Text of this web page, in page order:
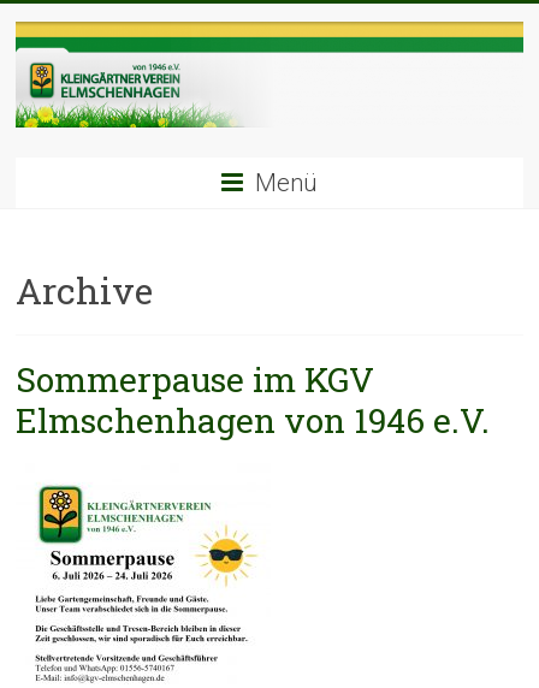
Inhalt
springen
Menü
Archive
Sommerpause im KGV
Elmschenhagen von 1946 e.V.